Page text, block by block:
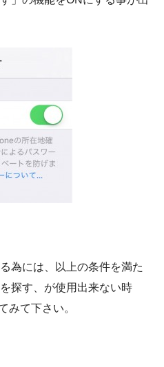
為には、以上の条件を満た
探す、が使用出来ない時
みて下さい。